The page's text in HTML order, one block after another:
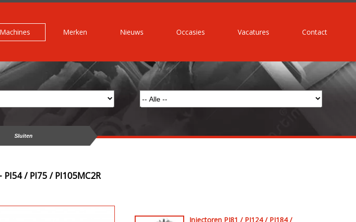
Machines Merken Nieuws Occasies Vacatures Contact
Sluiten
PI54 / PI75 / PI105MC2R
Injectoren PI81 / PI124 / PI184 /